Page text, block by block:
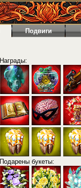
Подвиги
Награды:
Подарены букеты: